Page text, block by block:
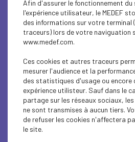
SOCIAL
CSR
PARITY-DIVERSITY
ECONOMY
ECONOMY
Afin d'assurer le fonctionnement
l'expérience utilisateur, le MEDEF
des informations sur votre terminal
traceurs) lors de votre naviguation
www.medef.com.
Ces cookies et autres traceurs
mesurer l'audience et la
des statistiques d'usage ou encore
expérience utilisteur. Sauf dans le
partage sur les réseaux sociaux,
ne sont transmises à aucun tiers.
de refuser les cookies n'affectera
le site.